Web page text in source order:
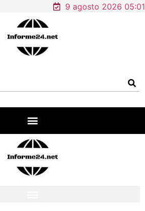
9 agosto 2026 05:01